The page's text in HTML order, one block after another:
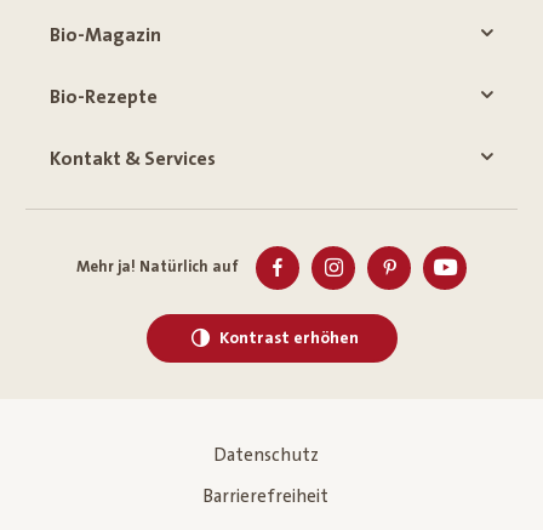
Bio-Magazin
Bio-Rezepte
Kontakt & Services
Mehr ja! Natürlich auf
Kontrast erhöhen
Datenschutz
Barrierefreiheit